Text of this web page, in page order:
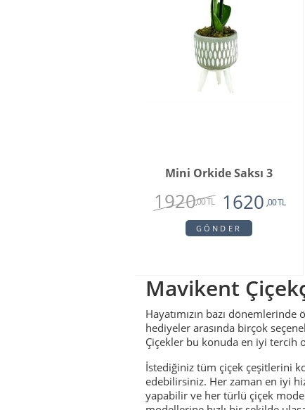
Mini Orkide Saksı 3
1920,00 TL 1620 ,00 TL
GÖNDER
Mavikent
Hayatımızın bazı
hediyeler arasında birçok
Çiçekler bu konuda en iyi tercih
İstediğiniz tüm çiçek çeşitlerini
edebilirsiniz. Her zaman en iyi
yapabilir ve her türlü çiçek